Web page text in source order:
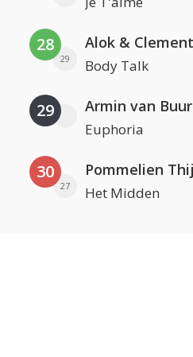
28
29
Alok &
Body Talk
29
Euphoria
30
27
Pommelien
Het Midden